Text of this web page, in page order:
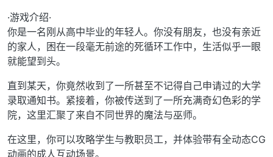
·游戏介绍·
你是一名刚从高中毕业的年轻人。你没有朋友，也没有亲近
的家人，困在一段毫无前途的死循环工作中，生活似乎一眼
就能望到头。
直到某天，你竟然收到了一所甚至不记得自己申请过的大学
录取通知书。紧接着，你被传送到了一所充满奇幻色彩的学
院，这里汇聚了来自不同世界的魔法与巫师。
在这里，你可以攻略学生与教职员工，并体验带有全动态CG
动画的成人互动场景。